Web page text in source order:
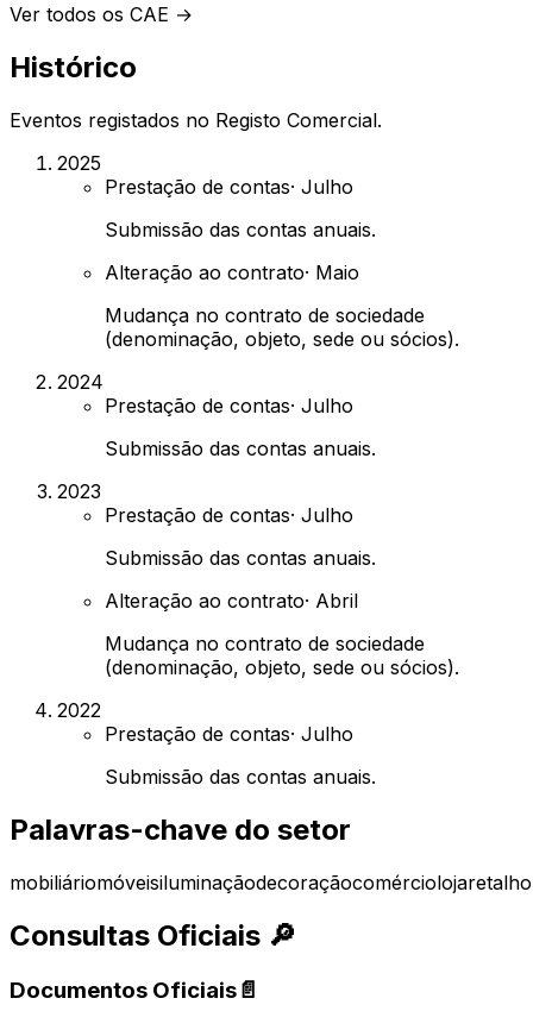
Ver todos os CAE →
Histórico
Eventos registados no Registo Comercial.
2025
Prestação de contas· Julho
Submissão das contas anuais.
Alteração ao contrato· Maio
Mudança no contrato de sociedade
(denominação, objeto, sede ou sócios).
2024
Prestação de contas· Julho
Submissão das contas anuais.
2023
Prestação de contas· Julho
Submissão das contas anuais.
Alteração ao contrato· Abril
Mudança no contrato de sociedade
(denominação, objeto, sede ou sócios).
2022
Prestação de contas· Julho
Submissão das contas anuais.
Palavras-chave do setor
mobiliáriomóveisiluminaçãodecoraçãocomérciolojaretalho
Consultas Oficiais 🔎
Documentos Oficiais📄